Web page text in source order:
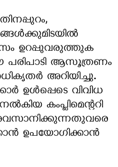
ഉറപ്പുവരുത്തുക
ആസൂത്രണം
അറിയിച്ചു.
ഉള്‍പ്പെടെ വിവിധ
കംപ്ലിമെന്ററി
ഉപയോഗിക്കാൻ